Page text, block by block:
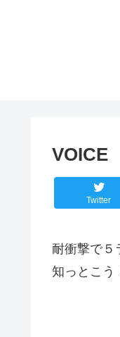
VOICE
Twitter
耐衝撃で５
知っとこう